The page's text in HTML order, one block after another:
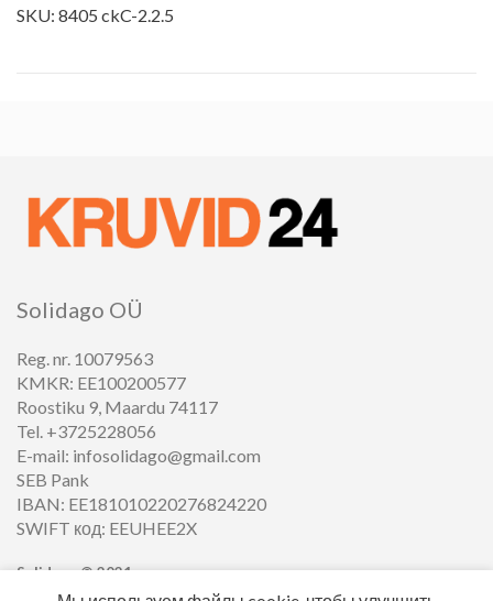
SKU: 8405 ckC-2.2.5
Solidago OÜ
Reg. nr. 10079563
KMKR: EE100200577
Roostiku 9, Maardu 74117
Tel. +3725228056
E-mail: infosolidago@gmail.com
SEB Pank
IBAN: EE181010220276824220
SWIFT код: EEUHEE2X
Solidago ©2021